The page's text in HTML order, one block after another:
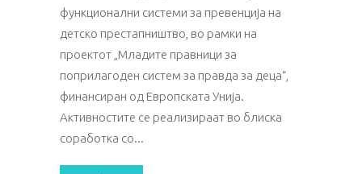
функционални системи за превенција на
детско престапништво, во рамки на
проектот „Младите правници за
поприлагоден систем за правда за деца“,
финансиран од Европската Унија.
Активностите се реализираат во блиска
соработка со